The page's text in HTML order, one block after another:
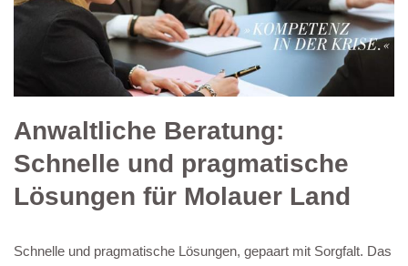
Anwaltliche Beratung:
Schnelle und pragmatische
Lösungen für Molauer Land
Schnelle und pragmatische Lösungen, gepaart mit Sorgfalt. Das